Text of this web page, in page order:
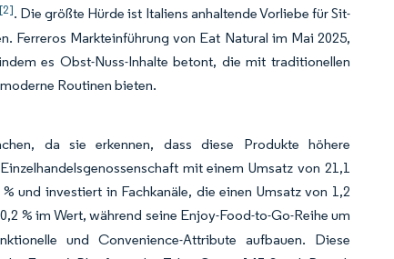
[2]. Die größte Hürde ist Italiens anhaltende Vorliebe für Sit-
Ferreros Markteinführung von Eat Natural im Mai 2025,
es Obst-Nuss-Inhalte betont, die mit traditionellen
Routinen bieten.
da sie erkennen, dass diese Produkte höhere
mit einem Umsatz von 21,1
und investiert in Fachkanäle, die einen Umsatz von 1,2
% im Wert, während seine Enjoy-Food-to-Go-Reihe um
und Convenience-Attribute aufbauen. Diese